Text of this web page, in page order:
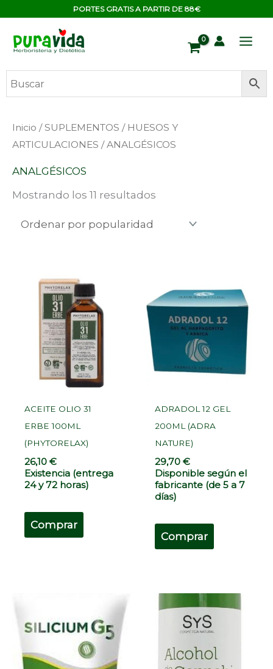
contenido
PORTES GRATIS A PARTIR DE 88€
Inicio /SUPLEMENTOS / HUESOS Y
ARTICULACIONES / ANALGÉSICOS
ANALGÉSICOS
Mostrando los 11 resultados
Ordenado
por
popularidad
ACEITE OLIO 31
ERBE 100ML
(PHYTORELAX)
26,10€
Existencia (entrega
24 y 72 horas)
Comprar
ADRADOL 12 GEL
200ML (ADRA
NATURE)
29,70€
Disponible según el
fabricante (de 5 a 7
días)
Comprar